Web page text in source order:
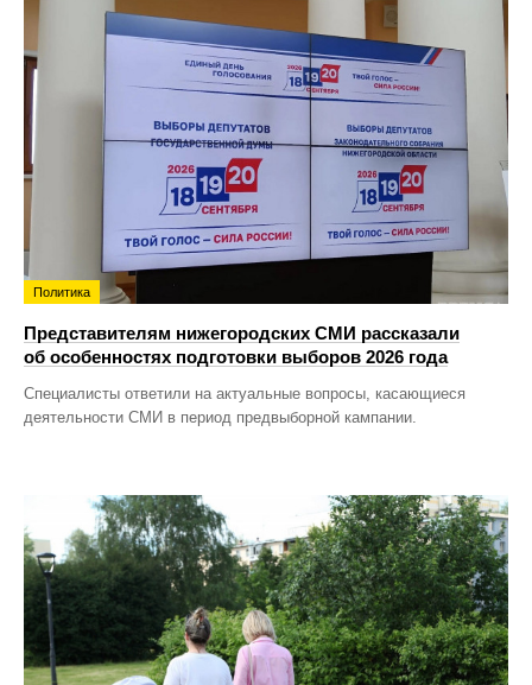
Политика
Представителям нижегородских СМИ рассказали
об особенностях подготовки выборов 2026 года
Специалисты ответили на актуальные вопросы, касающиеся
деятельности СМИ в период предвыборной кампании.